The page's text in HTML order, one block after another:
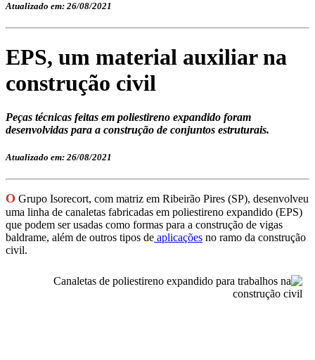
Atualizado em: 26/08/2021
EPS, um material auxiliar na
construção civil
Peças técnicas feitas em poliestireno expandido foram
desenvolvidas para a construção de conjuntos estruturais.
Atualizado em: 26/08/2021
O Grupo Isorecort, com matriz em Ribeirão Pires (SP), desenvolveu
uma linha de canaletas fabricadas em poliestireno expandido (EPS)
que podem ser usadas como formas para a construção de vigas
baldrame, além de outros tipos de aplicações no ramo da construção
civil.